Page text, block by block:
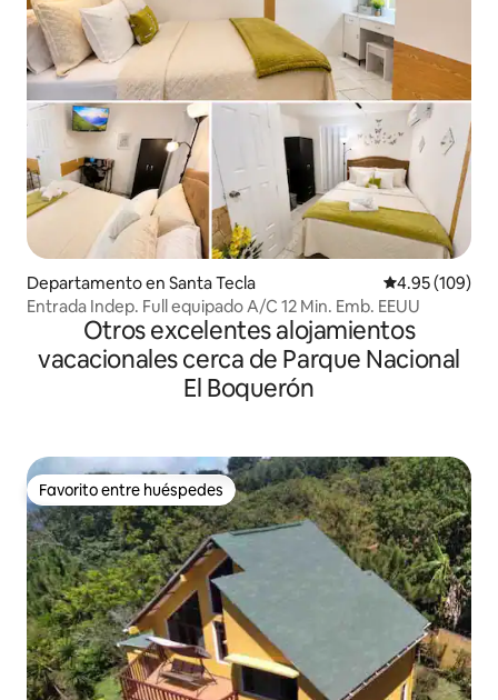
Departamento en Santa Tecla Calificación
4.95 (109)
Entrada Indep. Full equipado A/C 12 Min. Emb. EEUU
Otros excelentes alojamientos
vacacionales cerca de Parque Nacional
El Boquerón
Favorito entre huéspedes
Favorito entre huéspedes